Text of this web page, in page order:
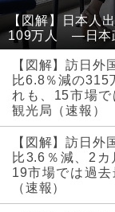
【図解】日本人
109万人 ―日本
【図解】訪日外
比6.8％減の315
れも、15市場
観光局（速報）
【図解】訪日外
比3.6％減、2
19市場では過
（速報）